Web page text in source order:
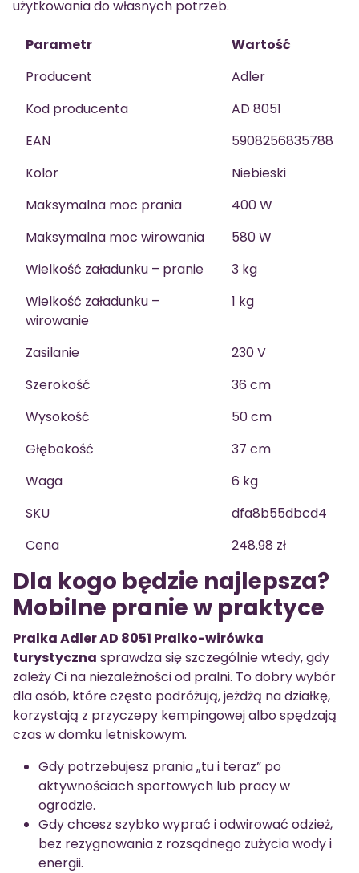
użytkowania do własnych potrzeb.
Parametr
Wartość
Producent
Adler
Kod producenta
AD 8051
EAN
5908256835788
Kolor
Niebieski
Maksymalna moc prania
400 W
Maksymalna moc wirowania
580 W
Wielkość załadunku – pranie
3 kg
Wielkość załadunku –
wirowanie
1 kg
Zasilanie
230 V
Szerokość
36 cm
Wysokość
50 cm
Głębokość
37 cm
Waga
6 kg
SKU
dfa8b55dbcd4
Cena
248.98 zł
Dla kogo będzie najlepsza?
Mobilne pranie w praktyce
Pralka Adler AD 8051 Pralko-wirówka
turystyczna sprawdza się szczególnie wtedy, gdy
zależy Ci na niezależności od pralni. To dobry wybór
dla osób, które często podróżują, jeżdżą na działkę,
korzystają z przyczepy kempingowej albo spędzają
czas w domku letniskowym.
Gdy potrzebujesz prania „tu i teraz” po
aktywnościach sportowych lub pracy w
ogrodzie.
Gdy chcesz szybko wyprać i odwirować odzież,
bez rezygnowania z rozsądnego zużycia wody i
energii.